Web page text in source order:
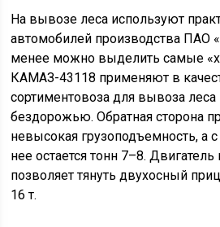
На вывозе леса используют
автомобилей производства ПАО
менее можно выделить самые
КАМАЗ-43118 применяют в
сортиментовоза для вывоза
бездорожью. Обратная сторона
невысокая грузоподъемность, а
нее остается тонн 7–8.
позволяет тянуть двухосный
16 т.